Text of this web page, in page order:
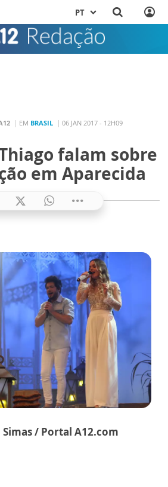
PT
EM BRASIL 06 JAN 2017 - 12H09
falam sobre
em Aparecida
/ Portal A12.com